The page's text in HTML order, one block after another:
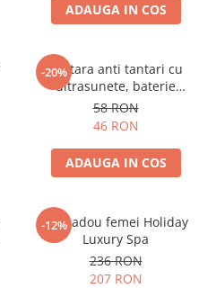
ADAUGA IN COS
-20%
Bratara anti tantari cu
ultrasunete, baterie
reincarcabila 90mAh
58 RON
46 RON
ADAUGA IN COS
-12%
Set cadou femei Holiday
Luxury Spa
236 RON
207 RON